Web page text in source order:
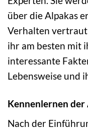
über die Alpakas
Verhalten vertraut
ihr am besten mit
interessante
Lebensweise und
Kennenlernen der
Nach der